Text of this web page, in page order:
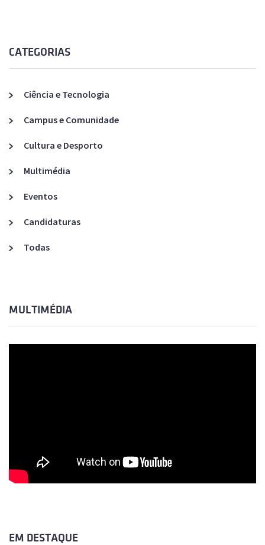
CATEGORIAS
Ciência e Tecnologia
Campus e Comunidade
Cultura e Desporto
Multimédia
Eventos
Candidaturas
Todas
MULTIMÉDIA
EM DESTAQUE